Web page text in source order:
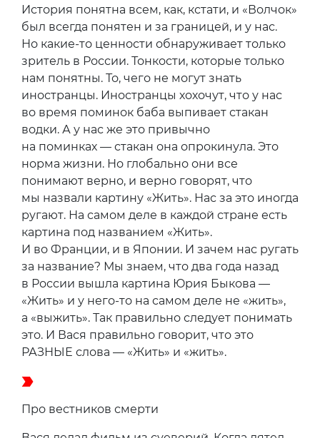
История понятна всем, как, кстати, и «Волчок»
был всегда понятен и за границей, и у нас.
Но какие-то ценности обнаруживает только
зритель в России. Тонкости, которые только
нам понятны. То, чего не могут знать
иностранцы. Иностранцы хохочут, что у нас
во время поминок баба выпивает стакан
водки. А у нас же это привычно
на поминках — стакан она опрокинула. Это
норма жизни. Но глобально они все
понимают верно, и верно говорят, что
мы назвали картину «Жить». Нас за это иногда
ругают. На самом деле в каждой стране есть
картина под названием «Жить».
И во Франции, и в Японии. И зачем нас ругать
за название? Мы знаем, что два года назад
в России вышла картина Юрия Быкова —
«Жить» и у него-то на самом деле не «жить»,
а «выжить». Так правильно следует понимать
это. И Вася правильно говорит, что это
РАЗНЫЕ слова — «Жить» и «жить».
Про вестников смерти